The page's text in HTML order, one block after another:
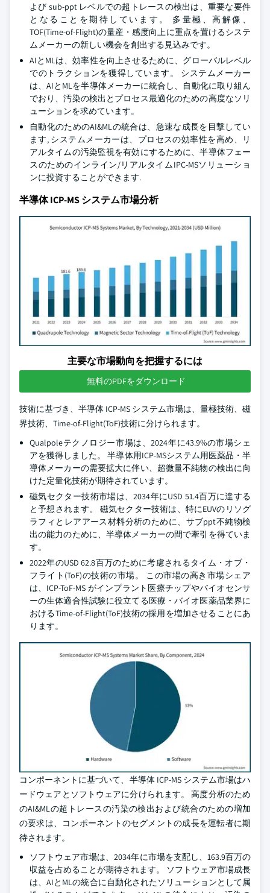
よび sub-ppt レベルでの超トレースの検出は、重要な要件
となることを期待しています。 多量極、高解像、
TOF(Time-of-Flight)の量産・感度向上に重点を置けるシステ
ムメーカーの新しい機会を創出する見込みです。
AIとMLは、効率性を向上させるために、グローバルレベル
でのトラクションを獲得しています。 システムメーカー
は、AIとMLを半導体メーカーに統合し、自動化に取り組ん
でおり、汚染の検出とプロセス最適化のための高度なソリ
ューションを求めています。
自動化のためのAI&MLの統合は、急速な成長を目撃してい
ます, システムメーカーは、プロセスの効率性を高め、リ
アルタイムの汚染監視を有効にするために、半導体フェー
スのためのインライン/リアルタイムIPC-MSソリューショ
ンに投資することができます.
半導体 ICP-MS システム市場分析
主要な市場動向を把握するには
無料のPDFをダウンロード
技術に基づき、半導体 ICP-MS システム市場は、量極技術、磁
界技術、Time-of-Flight(ToF)技術に分けられます。
Qualpoleテクノロジー市場は、2024年に43.9%の市場シェ
アを獲得しました。 半導体用ICP-MSシステム用医薬品・半
導体メーカーの需要拡大に伴い、超微量不純物の検出に向
けた定量化技術が期待されています。
磁気セクター技術市場は、2034年にUSD 51.4百万に達する
と予想されます。 磁気セクター技術は、特にEUVのリソグ
ラフィとレアアース材料分析のために、サブppt不純物検
出の能力のために、半導体メーカーの間で牽引を得ていま
す。
2022年のUSD 62.8百万のために考慮されるタイム・オブ・
フライト(ToF)の技術の市場。 この市場の高き市場シェア
は、ICP-ToF-MS がインプラント医療チップやバイオセンサ
ーの生体適合性試験に役立てる医療・バイオ医薬品業界に
おけるTime-of-Flight(ToF)技術の採用を増加させることにあ
ります。
コンポーネントに基づいて、半導体 ICP-MS システム市場はハ
ードウェアとソフトウェアに分けられます。 高度分析のため
のAI&MLの超トレースの汚染の検出および統合のための増加
の要求は、コンポーネントのセグメントの成長を運転者に期
待されます。
ソフトウェア市場は、2034年に市場を支配し、163.9百万の
収益を占めることが期待されます。 ソフトウェア市場成長
は、AIとMLの統合に自動化されたソリューションとして属